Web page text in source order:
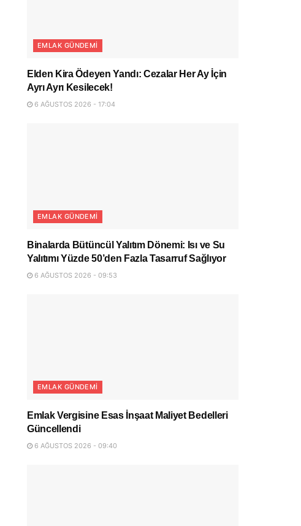
EMLAK GÜNDEMI
Elden Kira Ödeyen Yandı: Cezalar Her Ay İçin
Ayrı Ayrı Kesilecek!
6 AĞUSTOS 2026 - 17:04
EMLAK GÜNDEMI
Binalarda Bütüncül Yalıtım Dönemi: Isı ve Su
Yalıtımı Yüzde 50’den Fazla Tasarruf Sağlıyor
6 AĞUSTOS 2026 - 09:53
EMLAK GÜNDEMI
Emlak Vergisine Esas İnşaat Maliyet Bedelleri
Güncellendi
6 AĞUSTOS 2026 - 09:40